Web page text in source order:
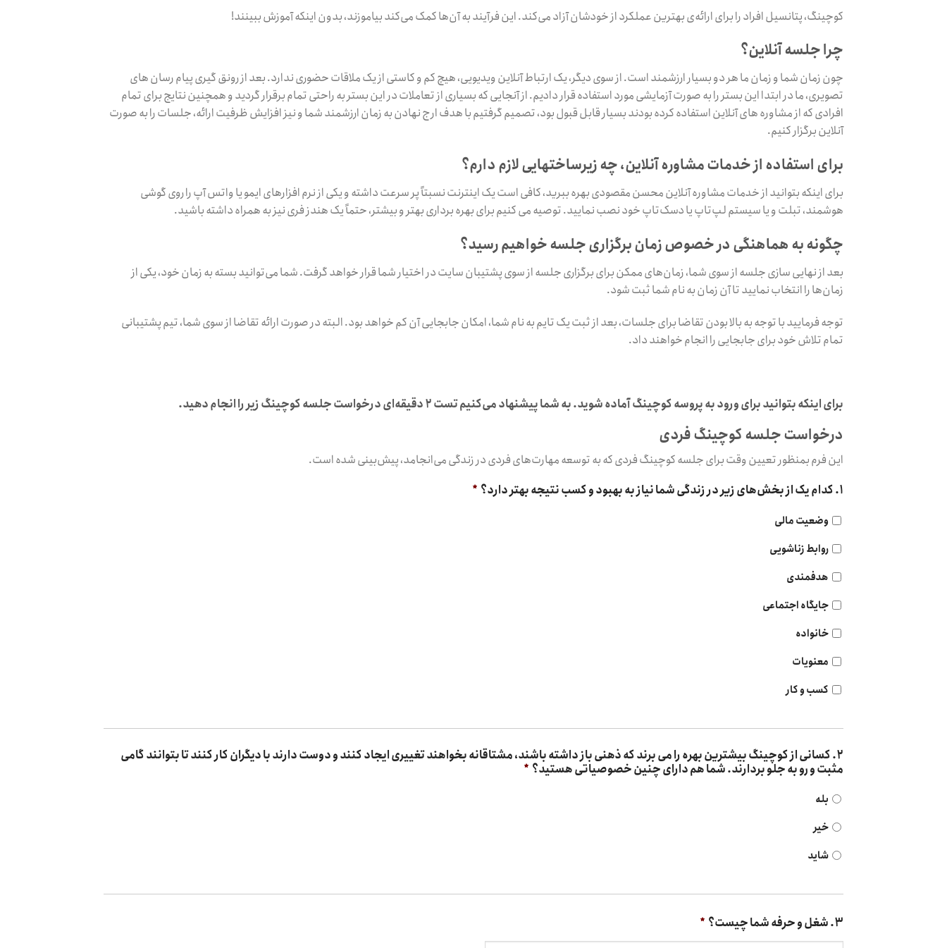
کوچینگ، پتانسیل افراد را برای ارائه‌ی بهترین عملکرد از خودشان آزاد می‌کند. این فرآیند به آن‌ها کمک می‌کند بیاموزند، بدون اینکه آموزش ببینند!
چرا جلسه آنلاین؟
چون زمان شما و زمان ما هر دو بسیار ارزشمند است. از سوی دیگر، یک ارتباط آنلاین ویدیویی، هیچ کم و کاستی از یک ملاقات حضوری ندارد. بعد از رونق گیری پیام رسان های
تصویری، ما در ابتدا این بستر را به صورت آزمایشی مورد استفاده قرار دادیم. از آنجایی که بسیاری از تعاملات در این بستر به راحتی تمام برقرار گردید و همچنین نتایج برای تمام
افرادی که از مشاوره های آنلاین استفاده کرده بودند بسیار قابل قبول بود، تصمیم گرفتیم با هدف ارج نهادن به زمان ارزشمند شما و نیز افزایش ظرفیت ارائه، جلسات را به صورت
آنلاین برگزار کنیم.
برای استفاده از خدمات مشاوره آنلاین، چه زیرساختهایی لازم دارم؟
برای اینکه بتوانید از خدمات مشاوره آنلاین محسن مقصودی بهره ببرید، کافی است یک اینترنت نسبتاً پر سرعت داشته و یکی از نرم افزارهای ایمو یا واتس آپ را روی گوشی
هوشمند، تبلت و یا سیستم لپ‌تاپ یا دسک‌تاپ خود نصب نمایید. توصیه می کنیم برای بهره برداری بهتر و بیشتر، حتماً یک هندز فری نیز به همراه داشته باشید.
چگونه به هماهنگی در خصوص زمان برگزاری جلسه خواهیم رسید؟
بعد از نهایی سازی جلسه از سوی شما، زمان‌های ممکن برای برگزاری جلسه از سوی پشتیبان سایت در اختیار شما قرار خواهد گرفت. شما می‌توانید بسته به زمان خود، یکی از
زمان‌ها را انتخاب نمایید تا آن زمان به نام شما ثبت شود.
توجه فرمایید با توجه به بالا بودن تقاضا برای جلسات، بعد از ثبت یک تایم به نام شما، امکان جابجایی آن کم خواهد بود. البته در صورت ارائه تقاضا از سوی شما، تیم پشتیبانی
تمام تلاش خود برای جابجایی را انجام خواهند داد.
برای اینکه بتوانید برای ورود به پروسه کوچینگ آماده شوید. به شما پیشنهاد می‌کنیم تست ۲ دقیقه‌ای درخواست جلسه کوچینگ زیر را انجام دهید.
درخواست جلسه کوچینگ فردی
این فرم بمنظور تعیین وقت برای جلسه کوچینگ فردی که به توسعه مهارت‌های فردی در زندگی می‌انجامد، پیش‌بینی شده است.
۱. کدام یک از بخش‌های زیر در زندگی شما نیاز به بهبود و کسب نتیجه بهتر دارد؟
*
وضعیت مالی
روابط زناشویی
هدفمندی
جایگاه اجتماعی
خانواده
معنویات
کسب و کار
۲. کسانی از کوچینگ بیشترین بهره را می برند که ذهنی باز داشته باشند، مشتاقانه بخواهند تغییری ایجاد کنند و دوست دارند با دیگران کار کنند تا بتوانند گامی
مثبت و رو به جلو بردارند. شما هم دارای چنین خصوصیاتی هستید؟ *
بله
خیر
شاید
۳. شغل و حرفه شما چیست؟ *